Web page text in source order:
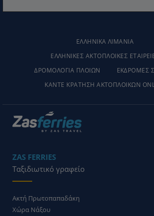
ΕΛΛΗΝΙΚΑ ΛΙΜΆΝΙΑ
ΕΛΛΗΝΙΚΕΣ ΑΚΤΟΠΛΟΙΚΕΣ
ΔΡΟΜΟΛΟΓΙΑ ΠΛΟΙΩΝ
ΕΚΔΡΟΜΕΣ
ΚΑΝΤΕ ΚΡΑΤΗΣΗ ΑΚΤΟΠΛΟΙΚΩΝ
ZAS FERRIES
Ταξιδιωτικό γραφείο
Ακτή Πρωτοπαπαδάκη
Χώρα Νάξου